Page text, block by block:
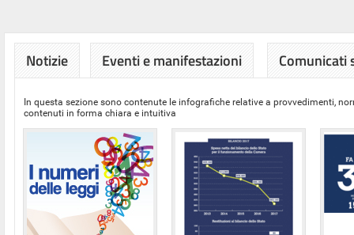
Notizie Eventi e manifestazioni Comunicati
In questa sezione sono contenute le infografiche relative a provvedimenti,
contenuti in forma chiara e intuitiva